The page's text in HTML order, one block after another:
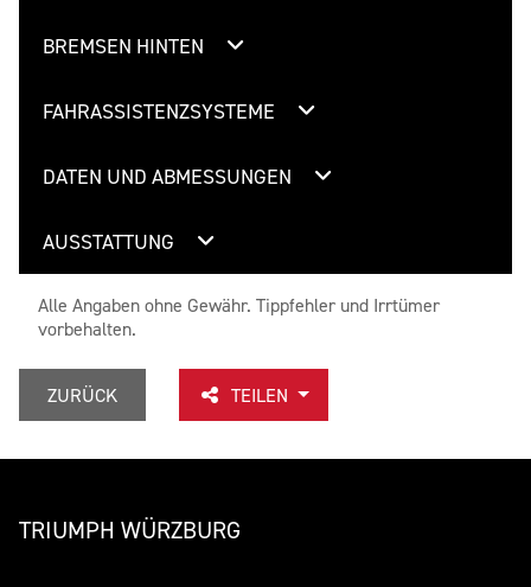
BREMSEN HINTEN
FAHRASSISTENZSYSTEME
DATEN UND ABMESSUNGEN
AUSSTATTUNG
Alle Angaben ohne Gewähr. Tippfehler und Irrtümer
vorbehalten.
ZURÜCK TEILEN
TRIUMPH WÜRZBURG